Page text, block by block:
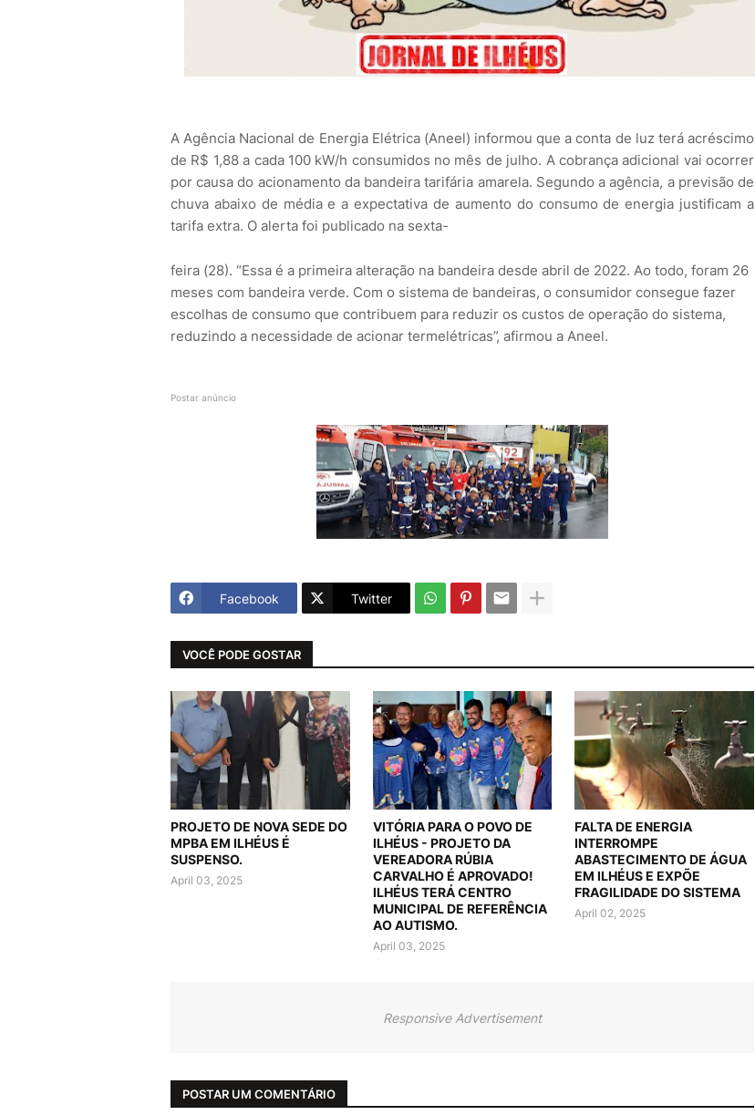
A Agência Nacional de Energia Elétrica (Aneel) informou que a conta de luz terá acréscimo
de R$ 1,88 a cada 100 kW/h consumidos no mês de julho. A cobrança adicional vai ocorrer
por causa do acionamento da bandeira tarifária amarela. Segundo a agência, a previsão de
chuva abaixo de média e a expectativa de aumento do consumo de energia justificam a
tarifa extra. O alerta foi publicado na sexta-
feira (28). “Essa é a primeira alteração na bandeira desde abril de 2022. Ao todo, foram 26
meses com bandeira verde. Com o sistema de bandeiras, o consumidor consegue fazer
escolhas de consumo que contribuem para reduzir os custos de operação do sistema,
reduzindo a necessidade de acionar termelétricas”, afirmou a Aneel.
Postar anúncio
Facebook Twitter
VOCÊ PODE GOSTAR
PROJETO DE NOVA SEDE DO
MPBA EM ILHÉUS É
SUSPENSO.
April 03, 2025
VITÓRIA PARA O POVO DE
ILHÉUS - PROJETO DA
VEREADORA RÚBIA
CARVALHO É APROVADO!
ILHÉUS TERÁ CENTRO
MUNICIPAL DE REFERÊNCIA
AO AUTISMO.
April 03, 2025
FALTA DE ENERGIA
INTERROMPE
ABASTECIMENTO DE ÁGUA
EM ILHÉUS E EXPÕE
FRAGILIDADE DO SISTEMA
April 02, 2025
Responsive Advertisement
POSTAR UM COMENTÁRIO